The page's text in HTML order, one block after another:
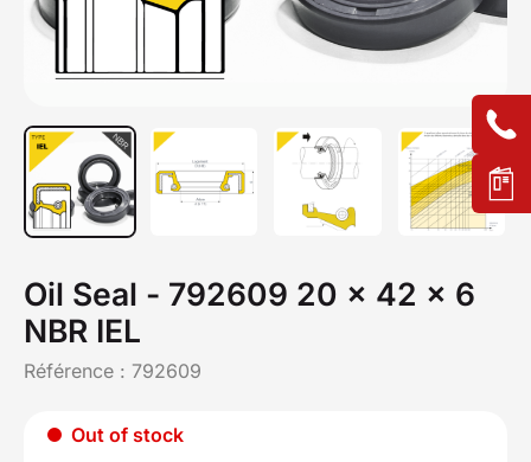
Oil Seal - 792609 20 x 42 x 6
NBR IEL
Référence : 792609
Out of stock